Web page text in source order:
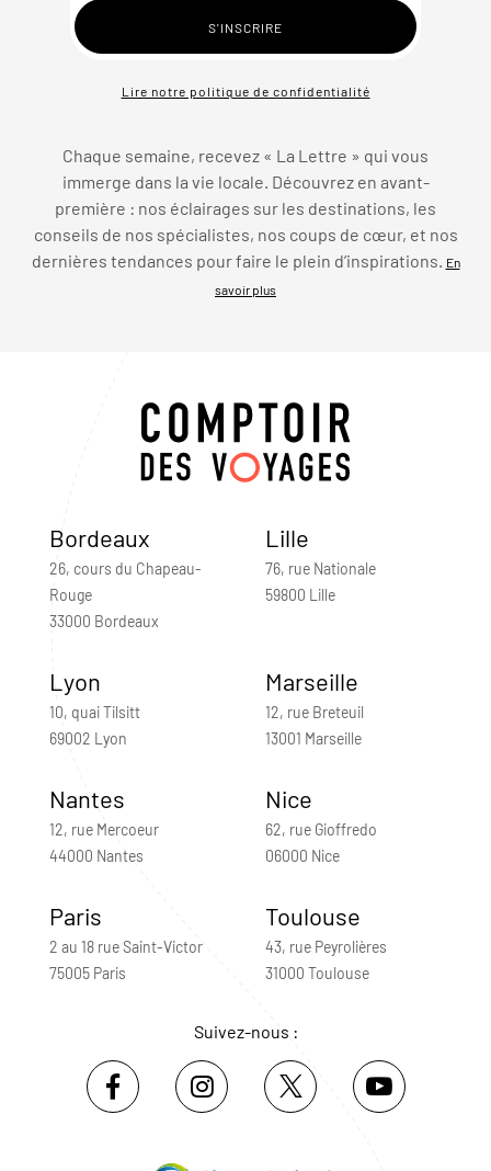
Lire notre politique de confidentialité
Chaque semaine, recevez « La Lettre » qui vous
immerge dans la vie locale. Découvrez en avant-
première : nos éclairages sur les destinations, les
conseils de nos spécialistes, nos coups de cœur, et nos
dernières tendances pour faire le plein d’inspirations.
En
savoir plus
Bordeaux
26, cours du Chapeau-
Rouge
33000 Bordeaux
Lille
76, rue Nationale
59800 Lille
Lyon
10, quai Tilsitt
69002 Lyon
Marseille
12, rue Breteuil
13001 Marseille
Nantes
12, rue Mercoeur
44000 Nantes
Nice
62, rue Gioffredo
06000 Nice
Paris
2 au 18 rue Saint-Victor
75005 Paris
Toulouse
43, rue Peyrolières
31000 Toulouse
Suivez-nous :